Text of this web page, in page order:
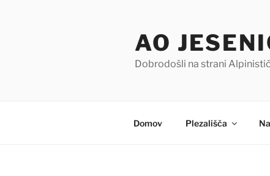
AO
Dobrodošli na strani
Domov Plezališča